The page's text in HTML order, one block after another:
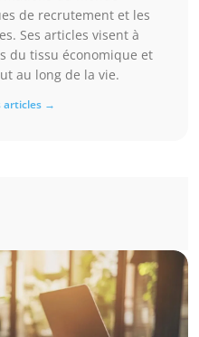
de recrutement et les
Ses articles visent à
du tissu économique et
au long de la vie.
articles →